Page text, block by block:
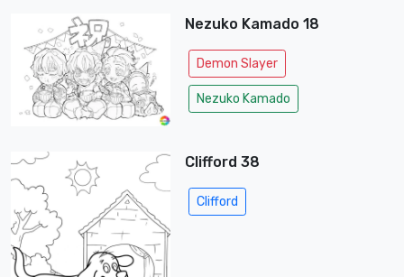
Nezuko Kamado 18
Demon Slayer
Nezuko Kamado
Clifford 38
Clifford